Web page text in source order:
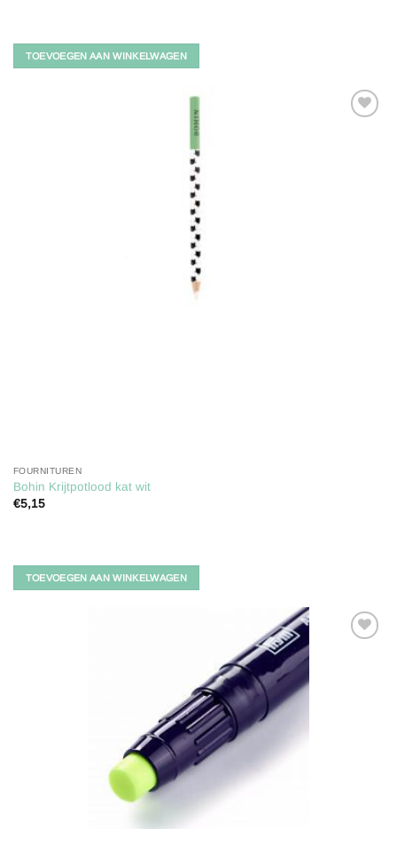
TOEVOEGEN AAN WINKELWAGEN
FOURNITUREN
Bohin Krijtpotlood kat wit
€5,15
TOEVOEGEN AAN WINKELWAGEN